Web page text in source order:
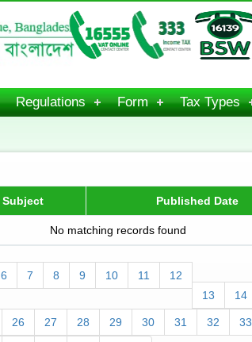
Regulations Form Tax Types
Subject Published Date
No matching records found
6 7 8 9 10 11
12
13
14
26 27 28 29 30 31 32 33